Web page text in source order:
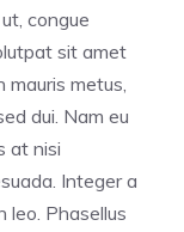
congue
sit amet
mauris metus,
dui. Nam eu
at nisi
Integer a
leo. Phasellus